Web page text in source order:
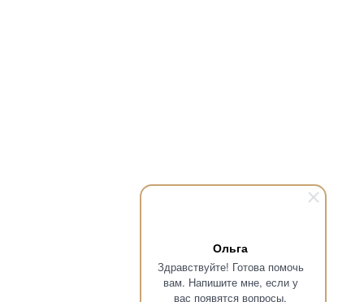
Ольга
Здравствуйте! Готова помочь
вам. Напишите мне, если у
вас появятся вопросы.